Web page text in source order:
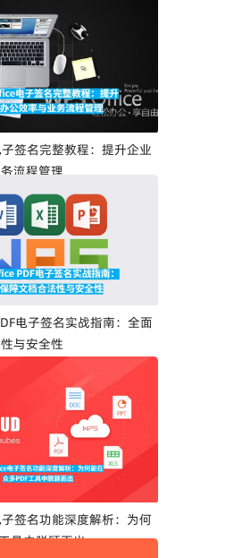
签名完整教程：提升企业
流程管理
电子签名实战指南：全面
与安全性
签名功能深度解析：为何
具中脱颖而出